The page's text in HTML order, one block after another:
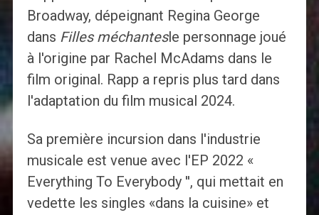
Broadway, dépeignant Regina George
dans Filles méchantesle personnage joué
à l'origine par Rachel McAdams dans le
film original. Rapp a repris plus tard dans
l'adaptation du film musical 2024.
Sa première incursion dans l'industrie
musicale est venue avec l'EP 2022 «
Everything To Everybody '', qui mettait en
vedette les singles «dans la cuisine» et